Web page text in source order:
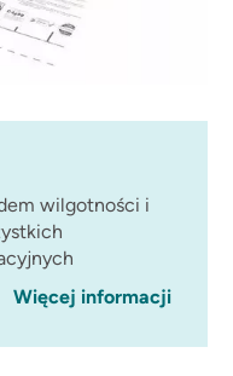
wilgotności i
Więcej informacji